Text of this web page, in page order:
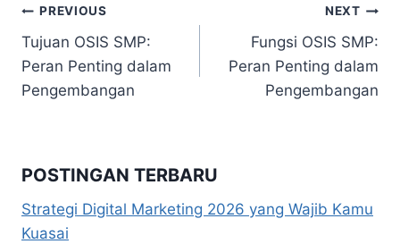
Navigasi
pos
PREVIOUS
Tujuan OSIS SMP:
Peran Penting dalam
Pengembangan
NEXT
Fungsi OSIS SMP:
Peran Penting dalam
Pengembangan
POSTINGAN TERBARU
Strategi Digital Marketing 2026 yang Wajib Kamu
Kuasai